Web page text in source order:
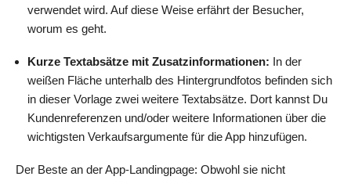
verwendet wird. Auf diese Weise erfährt der Besucher,
worum es geht.
Kurze Textabsätze mit Zusatzinformationen: In der
weißen Fläche unterhalb des Hintergrundfotos befinden sich
in dieser Vorlage zwei weitere Textabsätze. Dort kannst Du
Kundenreferenzen und/oder weitere Informationen über die
wichtigsten Verkaufsargumente für die App hinzufügen.
Der Beste an der App-Landingpage: Obwohl sie nicht